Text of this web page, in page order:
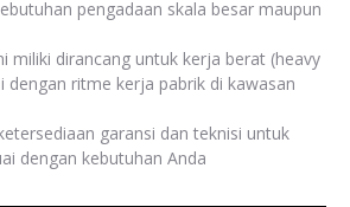
pengadaan skala besar maupun
miliki dirancang untuk kerja berat (heavy
dengan ritme kerja pabrik di kawasan
garansi dan teknisi untuk
dengan kebutuhan Anda